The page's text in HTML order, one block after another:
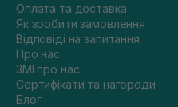
Оплата та доставка
Як зробити замовлення
Відповіді на запитання
Про нас
ЗМІ про нас
Сертифікати та нагороди
Блог